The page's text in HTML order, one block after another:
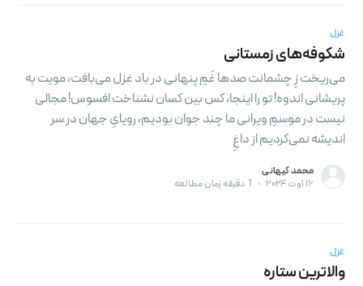
غزل
شکوفه‌های زمستانی
می‌ریخت زِ چشمانت صد‌ها غَمِ پنهانی در باد غزل می‌بافت، مویت به
پریشانی اندوه! تو را اینجا، کس بین کسان نشناخت افسوس! مجالی
نیست در موسمِ ویرانی ما چند جوان بودیم، رویایِ جهان در سر
اندیشه نمی‌کردیم از داغِ
محمد کیهانی
۱۶ اوت ۲۰۲۴
•
غزل
والاترین ستاره